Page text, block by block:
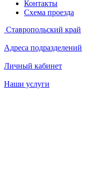
Контакты
Схема проезда
Ставропольский край
Адреса подразделений
Личный кабинет
Наши услуги